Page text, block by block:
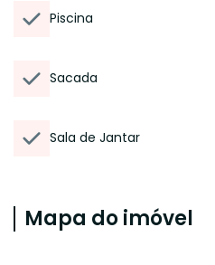
Piscina
Sacada
Sala de Jantar
Mapa do imóvel